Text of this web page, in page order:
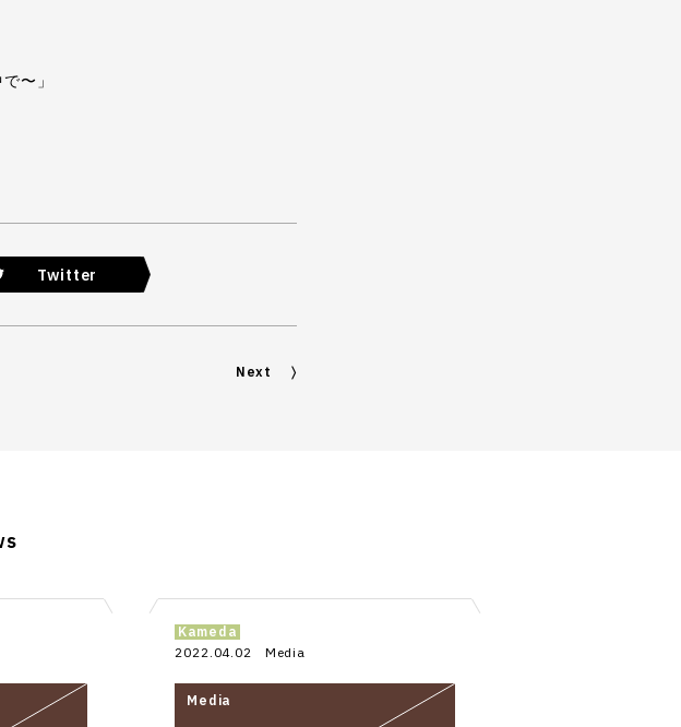
〜」
Twitter
Next
Kameda
2022.04.02
Media